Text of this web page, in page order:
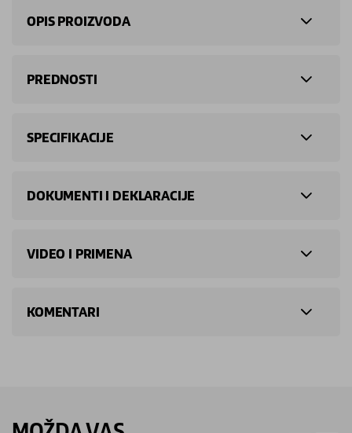
OPIS PROIZVODA
PREDNOSTI
SPECIFIKACIJE
DOKUMENTI I DEKLARACIJE
VIDEO I PRIMENA
KOMENTARI